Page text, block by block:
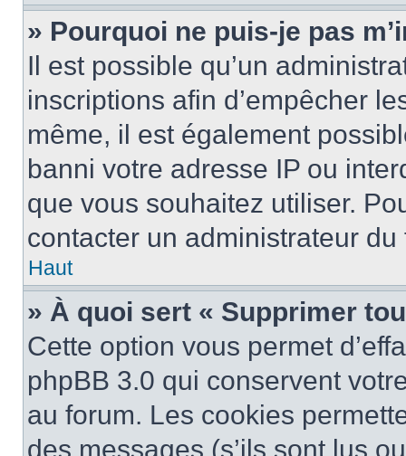
» Pourquoi ne puis-je pas
Il est possible qu’un
inscriptions afin d’empêcher
même, il est également
banni votre adresse IP ou
que vous souhaitez utiliser.
contacter un administrateur du
Haut
» À quoi sert « Supprimer
Cette option vous permet
phpBB 3.0 qui conservent
au forum. Les cookies
des messages (s’ils sont lus